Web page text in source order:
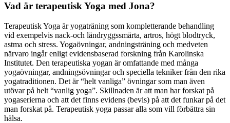
Vad är terapeutisk Yoga med Jona?
Terapeutisk Yoga är yogaträning som kompletterande behandling
vid exempelvis nack-och ländryggssmärta, artros, högt blodtryck,
astma och stress. Yogaövningar, andningsträning och medveten
närvaro ingår enligt evidensbaserad forskning från Karolinska
Institutet. Den terapeutiska yogan är omfattande med många
yogaövningar, andningsövningar och speciella tekniker från den rika
yogatraditionen. Det är “helt vanliga” övningar som man även
utövar på helt “vanlig yoga”. Skillnaden är att man har forskat på
yogaserierna och att det finns evidens (bevis) på att det funkar på det
man forskat på. Terapeutisk yoga passar alla som vill förbättra sin
hälsa.